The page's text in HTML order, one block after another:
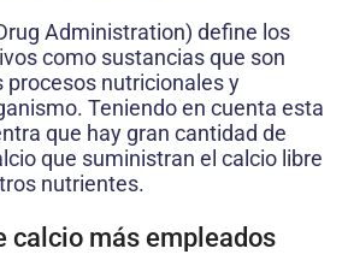
Administration) define los
como sustancias que son
procesos nutricionales y
Teniendo en cuenta esta
que hay gran cantidad de
que suministran el calcio libre
nutrientes.
calcio más empleados